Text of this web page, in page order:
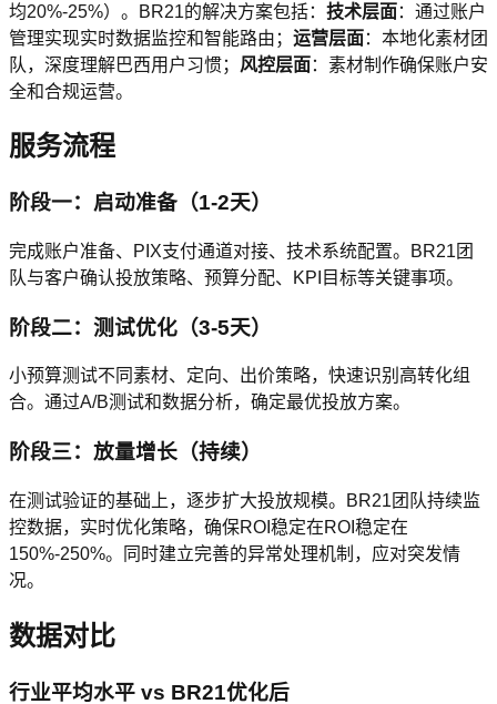
均20%-25%）。BR21的解决方案包括： 技术层面：通过账户
管理实现实时数据监控和智能路由； 运营层面：本地化素材团
队，深度理解巴西用户习惯； 风控层面：素材制作确保账户安
全和合规运营。
服务流程
阶段一：启动准备（1-2天）
完成账户准备、PIX支付通道对接、技术系统配置。BR21团
队与客户确认投放策略、预算分配、KPI目标等关键事项。
阶段二：测试优化（3-5天）
小预算测试不同素材、定向、出价策略，快速识别高转化组
合。通过A/B测试和数据分析，确定最优投放方案。
阶段三：放量增长（持续）
在测试验证的基础上，逐步扩大投放规模。BR21团队持续监
控数据，实时优化策略，确保ROI稳定在ROI稳定在
150%-250%。同时建立完善的异常处理机制，应对突发情
况。
数据对比
行业平均水平 vs BR21优化后